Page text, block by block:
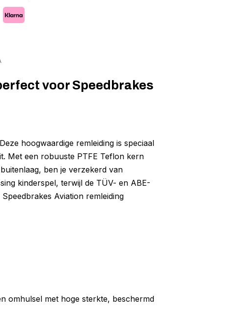
voor Speedbrakes
hoogwaardige remleiding is speciaal
Met een robuuste PTFE Teflon kern
ben je verzekerd van
kinderspel, terwijl de TÜV- en ABE-
Aviation remleiding
omhulsel met hoge sterkte, beschermd